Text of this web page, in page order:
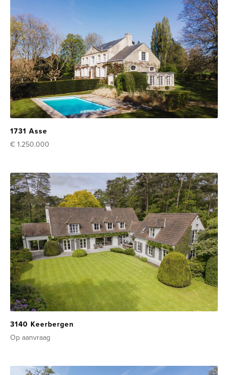
1731 Asse
€ 1.250.000
3140 Keerbergen
Op aanvraag